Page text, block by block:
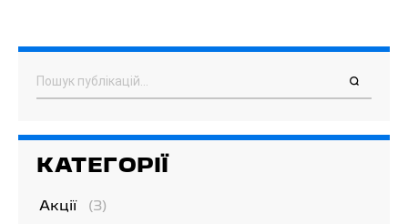
Пошук
КАТЕГОРІЇ
Акції (3)